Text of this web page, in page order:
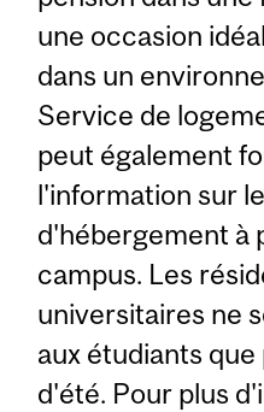
une occasion
dans un
Service de
peut également
l'information sur
d'hébergement à
campus. Les
universitaires ne
aux étudiants
d'été. Pour plus